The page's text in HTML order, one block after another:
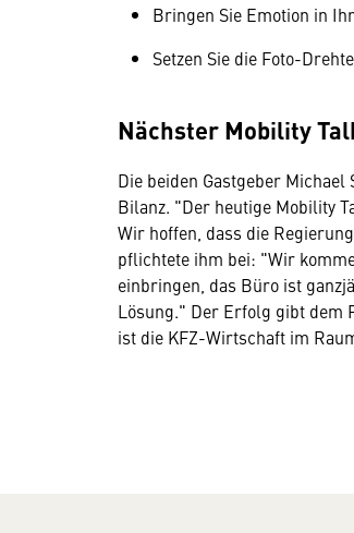
Bringen Sie Emotion in
Setzen Sie die Foto-
Nächster Mobility
Die beiden Gastgeber
Bilanz. "Der heutige Mobility
Wir hoffen, dass die
pflichtete ihm bei: "Wir
einbringen, das Büro ist
Lösung." Der Erfolg gibt dem
ist die KFZ-Wirtschaft im